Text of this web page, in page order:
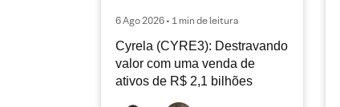
6 Ago 2026 • 1 min de leitura
Cyrela (CYRE3): Destravando
valor com uma venda de
ativos de R$ 2,1 bilhões